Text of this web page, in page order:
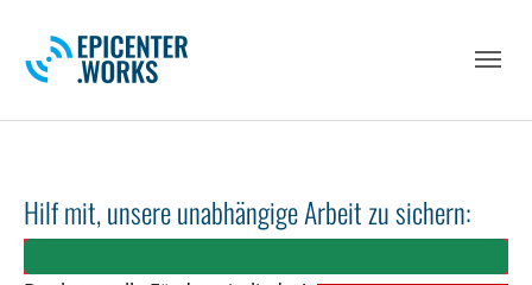
Hilf mit, unsere unabhängige Arbeit zu sichern: